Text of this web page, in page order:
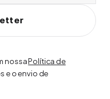
nossaPolítica de
e o envio de